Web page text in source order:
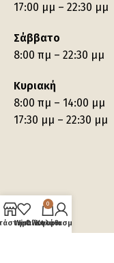
17:00 μμ – 22:30 μμ
Σάββατο
8:00 πμ – 22:30 μμ
Κυριακή
8:00 πμ – 14:00 μμ
17:30 μμ – 22:30 μμ
Wishlist
0
Καλάθι
Ο λογαριασμός μου